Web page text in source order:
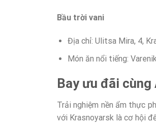
Bầu trời vani
Địa chỉ: Ulitsa Mira, 4,
Món ăn nổi tiếng:
Bay ưu đãi
Trải nghiệm nền ẩm thực
với Krasnoyarsk là cơ hội